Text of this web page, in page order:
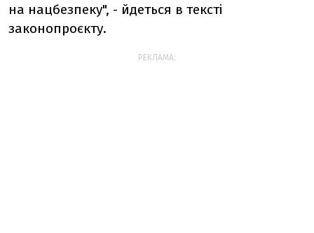
на нацбезпеку", - йдеться в тексті
законопроєкту.
РЕКЛАМА: